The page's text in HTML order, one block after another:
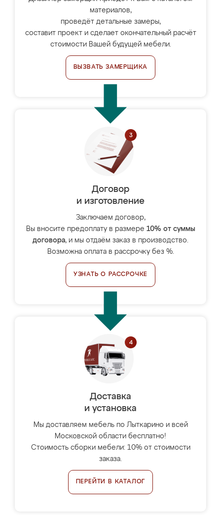
материалов,
проведёт детальные замеры,
составит проект и сделает окончательный расчёт
стоимости Вашей будущей мебели.
ВЫЗВАТЬ ЗАМЕРЩИКА
Договор
и изготовление
Заключаем договор,
Вы вносите предоплату в размере 10% от суммы
договора, и мы отдаём заказ в производство.
Возможна оплата в рассрочку без %.
УЗНАТЬ О РАССРОЧКЕ
Доставка
и установка
Мы доставляем мебель по Лыткарино и всей
Московской области бесплатно!
Стоимость сборки мебели: 10% от стоимости
заказа.
ПЕРЕЙТИ В КАТАЛОГ